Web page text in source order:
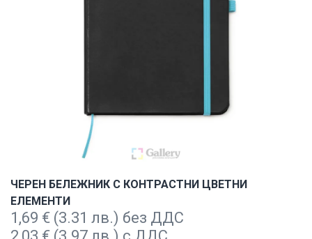
ЧЕРЕН БЕЛЕЖНИК С КОНТРАСТНИ ЦВЕТНИ
ЕЛЕМЕНТИ
1,69 € (3.31 лв.) без ДДС